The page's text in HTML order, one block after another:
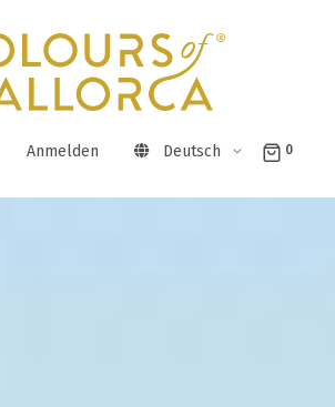
Anmelden Deutsch 0